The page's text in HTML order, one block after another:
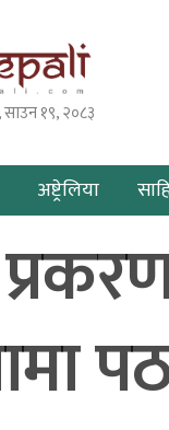
साउन १९, २०८३
अष्ट्रेलिया